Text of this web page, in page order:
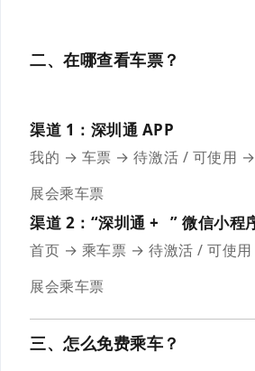
二、在哪查看车票？
渠道 1：深圳通 APP
我的 → 车票 → 待激活 / 可使用
展会乘车票
渠道 2：“深圳通 + ” 微信小程
首页 → 乘车票 → 待激活 / 可使
展会乘车票
三、怎么免费乘车？